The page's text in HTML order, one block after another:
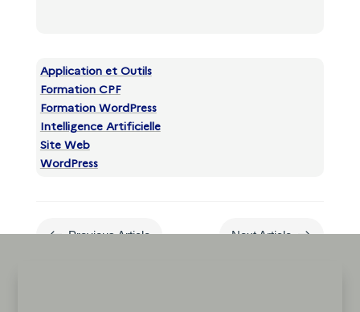
Application et Outils
Formation CPF
Formation WordPress
Intelligence Artificielle
Site Web
WordPress
# Previous Article Next Article $